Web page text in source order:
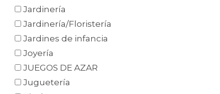
Jardinería
Jardinería/Floristería
Jardines de infancia
Joyería
JUEGOS DE AZAR
Juguetería